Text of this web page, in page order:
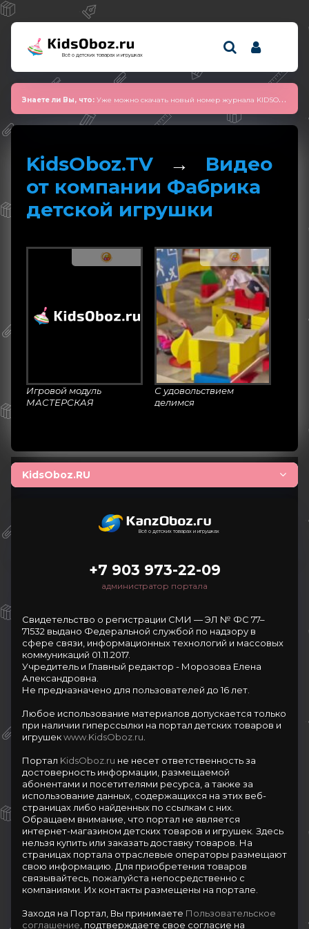
Всё о детских товарах и игрушках
Знаете ли Вы, что: Уже можно скачать новый номер журнала KIDSOBOZ 2025 (сентябрь)
KidsOboz.TV → Видео
от компании Фабрика
детской игрушки
Игровой модуль
МАСТЕРСКАЯ
С удовольствием
делимся
418 деталей от детского
сада города
KidsOboz.RU
Всё о детских товарах и игрушках
+7 903 973-22-09
администратор портала
Свидетельство о регистрации СМИ — ЭЛ № ФС 77–
71532 выдано Федеральной службой по надзору в
сфере связи, информационных технологий и массовых
коммуникаций 01.11.2017.
Учредитель и Главный редактор - Морозова Елена
Александровна.
Не предназначено для пользователей до 16 лет.
Любое использование материалов допускается только
при наличии гиперссылки на портал детских товаров и
игрушекwww.KidsOboz.ru
Портал KidsOboz.ru не несет ответственность за
достоверность информации, размещаемой
абонентами и посетителями ресурса, а также за
использование данных, содержащихся на этих веб-
страницах либо найденных по ссылкам с них.
Обращаем внимание, что портал не является
интернет-магазином детских товаров и игрушек. Здесь
нельзя купить или заказать доставку товаров. На
страницах портала отраслевые операторы размещают
свою информацию. Для приобретения товаров
связывайтесь, пожалуйста непосредственно с
компаниями. Их контакты размещены на портале.
Заходя на Портал, Вы принимаете Пользовательское
соглашение , подтверждаете свое согласие на